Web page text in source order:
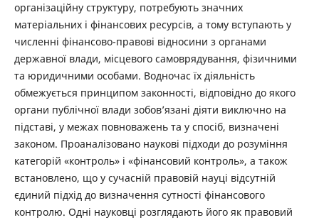
організаційну структуру, потребують значних
матеріальних і фінансових ресурсів, а тому вступають у
численні фінансово-правові відносини з органами
державної влади, місцевого самоврядування, фізичними
та юридичними особами. Водночас їх діяльність
обмежується принципом законності, відповідно до якого
органи публічної влади зобов’язані діяти виключно на
підставі, у межах повноважень та у спосіб, визначені
законом. Проаналізовано наукові підходи до розуміння
категорій «контроль» і «фінансовий контроль», а також
встановлено, що у сучасній правовій науці відсутній
єдиний підхід до визначення сутності фінансового
контролю. Одні науковці розглядають його як правовий